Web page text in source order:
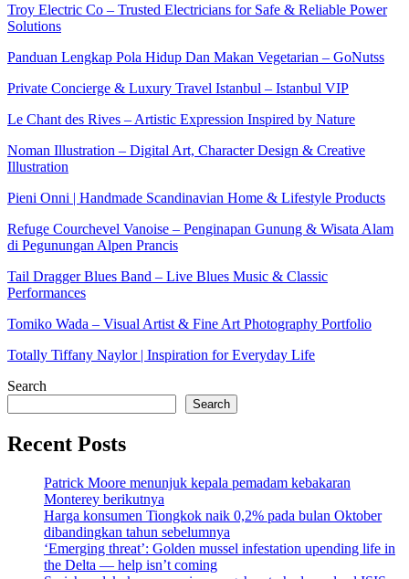
Troy Electric Co – Trusted Electricians for Safe & Reliable Power
Solutions
Panduan Lengkap Pola Hidup Dan Makan Vegetarian – GoNutss
Private Concierge & Luxury Travel Istanbul – Istanbul VIP
Le Chant des Rives – Artistic Expression Inspired by Nature
Noman Illustration – Digital Art, Character Design & Creative
Illustration
Pieni Onni | Handmade Scandinavian Home & Lifestyle Products
Refuge Courchevel Vanoise – Penginapan Gunung & Wisata Alam
di Pegunungan Alpen Prancis
Tail Dragger Blues Band – Live Blues Music & Classic
Performances
Tomiko Wada – Visual Artist & Fine Art Photography Portfolio
Totally Tiffany Naylor | Inspiration for Everyday Life
Search
Search
Recent Posts
Patrick Moore menunjuk kepala pemadam kebakaran
Monterey berikutnya
Harga konsumen Tiongkok naik 0,2% pada bulan Oktober
dibandingkan tahun sebelumnya
‘Emerging threat’: Golden mussel infestation upending life in
the Delta — help isn’t coming